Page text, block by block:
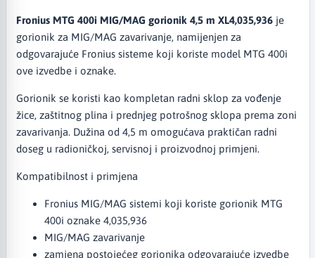
Fronius MTG 400i MIG/MAG gorionik 4,5 m XL4,035,936je
gorionik za MIG/MAG zavarivanje, namijenjen za
odgovarajuće Fronius sisteme koji koriste model MTG 400i
ove izvedbe i oznake.
Gorionik se koristi kao kompletan radni sklop za vođenje
žice, zaštitnog plina i prednjeg potrošnog sklopa prema zoni
zavarivanja. Dužina od 4,5 m omogućava praktičan radni
doseg u radioničkoj, servisnoj i proizvodnoj primjeni.
Kompatibilnost i primjena
Fronius MIG/MAG sistemi koji koriste gorionik MTG
400i oznake 4,035,936
MIG/MAG zavarivanje
zamjena postojećeg gorionika odgovarajuće izvedbe